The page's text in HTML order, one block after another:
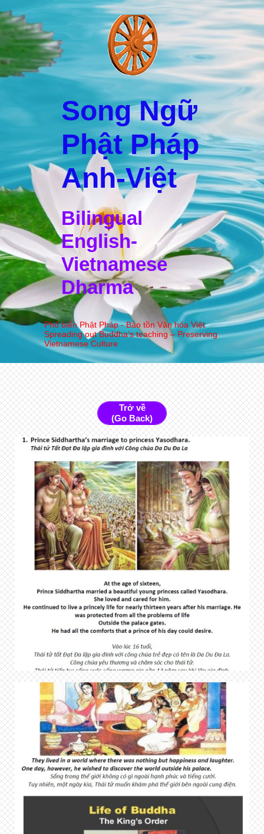
Song Ngữ
Phật Pháp
Anh-Việt
Bilingual
English-
Vietnamese
Dharma
Phổ biến Phật Pháp - Bảo tồn Văn hóa Việt
Spreading out Buddha’s teaching – Preserving
Vietnamese Culture
Trở về
(Go Back)